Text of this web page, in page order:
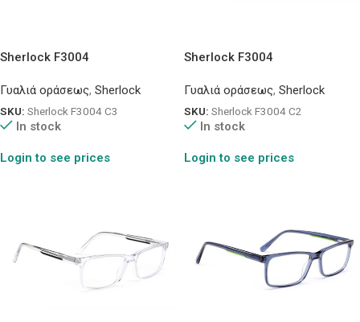
Sherlock F3004
Γυαλιά οράσεως, Sherlock
SKU: Sherlock F3004 C3
In stock
Login to see prices
Sherlock F3004
Γυαλιά οράσεως, Sherlock
SKU: Sherlock F3004 C2
In stock
Login to see prices